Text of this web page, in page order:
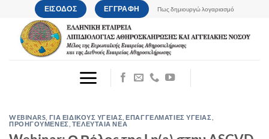
Μετάβαση
περιεχόμενο
ΕΙΣΟΔΟΣ ΕΓΓΡΑΦΗ Πως δημιουργώ λογαριασμό
WEBINARS ΓΙΑ ΕΙΔΙΚΟΥΣ ΥΓΕΙΑΣ ,ΕΠΑΓΓΕΛΜΑΤΙΕΣ ΥΓΕΙΑΣ
ΠΡΟΗΓΟΥΜΕΝΕΣ ΤΕΛΕΥΤΑΙΑ ΝΕΑ